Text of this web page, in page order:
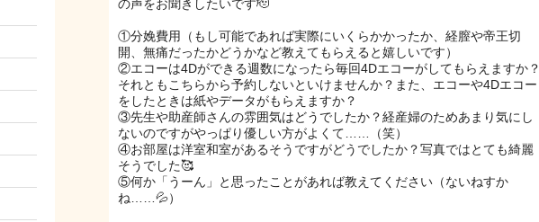
の声をお聞きしたいです🫡
①分娩費用（もし可能であれば実際にいくらかかったか、経膣や帝王切
開、無痛だったかどうかなど教えてもらえると嬉しいです）
②エコーは4Dができる週数になったら毎回4Dエコーがしてもらえますか？
それともこちらから予約しないといけませんか？また、エコーや4Dエコー
をしたときは紙やデータがもらえますか？
③先生や助産師さんの雰囲気はどうでしたか？経産婦のためあまり気にし
ないのですがやっぱり優しい方がよくて……（笑）
④お部屋は洋室和室があるそうですがどうでしたか？写真ではとても綺麗
そうでした🥰
⑤何か「うーん」と思ったことがあれば教えてください（ないねすか
ね……💦）